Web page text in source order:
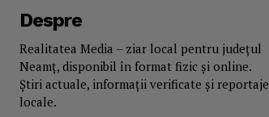
Despre
Realitatea Media – ziar local pentru județul
Neamț, disponibil în format fizic și online.
Știri actuale, informații verificate și reportaje
locale.